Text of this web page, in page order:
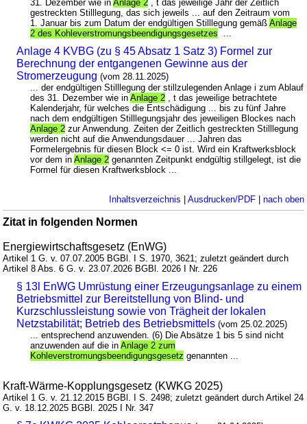
31. Dezember wie inAnlage 2 , t das jeweilige Jahr der Zeitlich
gestreckten Stilllegung, das sich jeweils ... auf den Zeitraum vom
1. Januar bis zum Datum der endgültigen Stilllegung gemäßAnlage
2 des Kohleverstromungsbeendigungsgesetzes
Anlage 4 KVBG (zu § 45 Absatz 1 Satz 3) Formel zur
Berechnung der entgangenen Gewinne aus der
Stromerzeugung (vom 28.11.2025)
... der endgültigen Stilllegung der stillzulegenden Anlage i zum Ablauf
des 31. Dezember wie inAnlage 2 , t das jeweilige betrachtete
Kalenderjahr, für welches die Entschädigung ... bis zu fünf Jahre
nach dem endgültigen Stilllegungsjahr des jeweiligen Blockes nach
Anlage 2 zur Anwendung. Zeiten der Zeitlich gestreckten Stilllegung
werden nicht auf die Anwendungsdauer ... Jahren das
Formelergebnis für diesen Block <= 0 ist. Wird ein Kraftwerksblock
vor dem inAnlage 2 genannten Zeitpunkt endgültig stillgelegt, ist die
Formel für diesen Kraftwerksblock ...
Inhaltsverzeichnis | Ausdrucken/PDF| nach oben
Zitat in folgenden Normen
Energiewirtschaftsgesetz (EnWG)
Artikel 1 G. v. 07.07.2005 BGBl. I S. 1970, 3621; zuletzt geändert durch
Artikel 8 Abs. 6 G. v. 23.07.2026 BGBl. 2026 I Nr. 226
§ 13l EnWG Umrüstung einer Erzeugungsanlage zu einem
Betriebsmittel zur Bereitstellung von Blind- und
Kurzschlussleistung sowie von Trägheit der lokalen
Netzstabilität; Betrieb des Betriebsmittels (vom 25.02.2025)
... entsprechend anzuwenden. (6) Die Absätze 1 bis 5 sind nicht
anzuwenden auf die inAnlage 2 zum
Kohleverstromungsbeendigungsgesetz genannten ...
Kraft-Wärme-Kopplungsgesetz (KWKG 2025)
Artikel 1 G. v. 21.12.2015 BGBl. I S. 2498; zuletzt geändert durch Artikel 24
G. v. 18.12.2025 BGBl. 2025 I Nr. 347